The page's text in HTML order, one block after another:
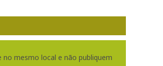
mesmo local e não publiquem